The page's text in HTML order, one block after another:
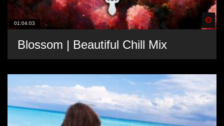
01:04:03
Blossom | Beautiful Chill Mix